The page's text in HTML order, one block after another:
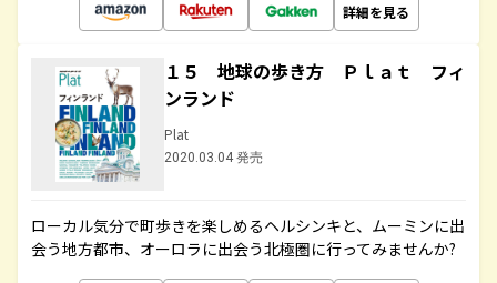
詳細を見る
１５ 地球の歩き方 Ｐｌａｔ フィ
ンランド
Plat
2020.03.04 発売
ローカル気分で町歩きを楽しめるヘルシンキと、ムーミンに出
会う地方都市、オーロラに出会う北極圏に行ってみませんか?